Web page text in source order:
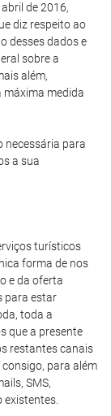
de 2016,
diz respeito ao
desses dados e
sobre a
além,
máxima medida
necessária para
a sua
turísticos
forma de nos
e da oferta
para estar
toda a
que a presente
restantes canais
para além
SMS,